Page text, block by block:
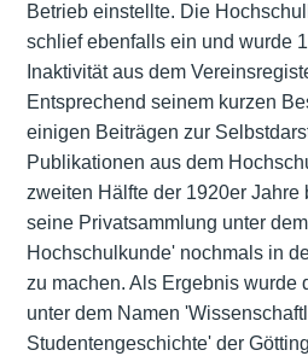
Betrieb einstellte. Die
schlief ebenfalls ein und wurde
Inaktivität aus dem
Entsprechend seinem kurzen
einigen Beiträgen zur
Publikationen aus dem
zweiten Hälfte der 1920er Jahre
seine Privatsammlung unter
Hochschulkunde' nochmals in
zu machen. Als Ergebnis wurde
unter dem Namen
Studentengeschichte' der